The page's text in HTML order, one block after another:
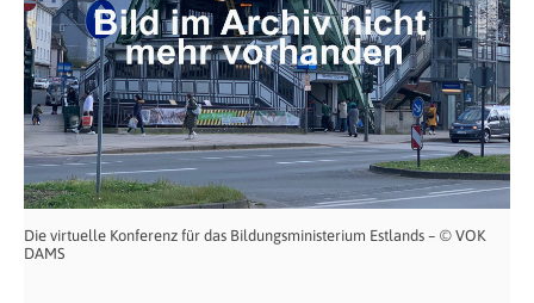
Die virtuelle Konferenz für das Bildungsministerium Estlands – © VOK
DAMS